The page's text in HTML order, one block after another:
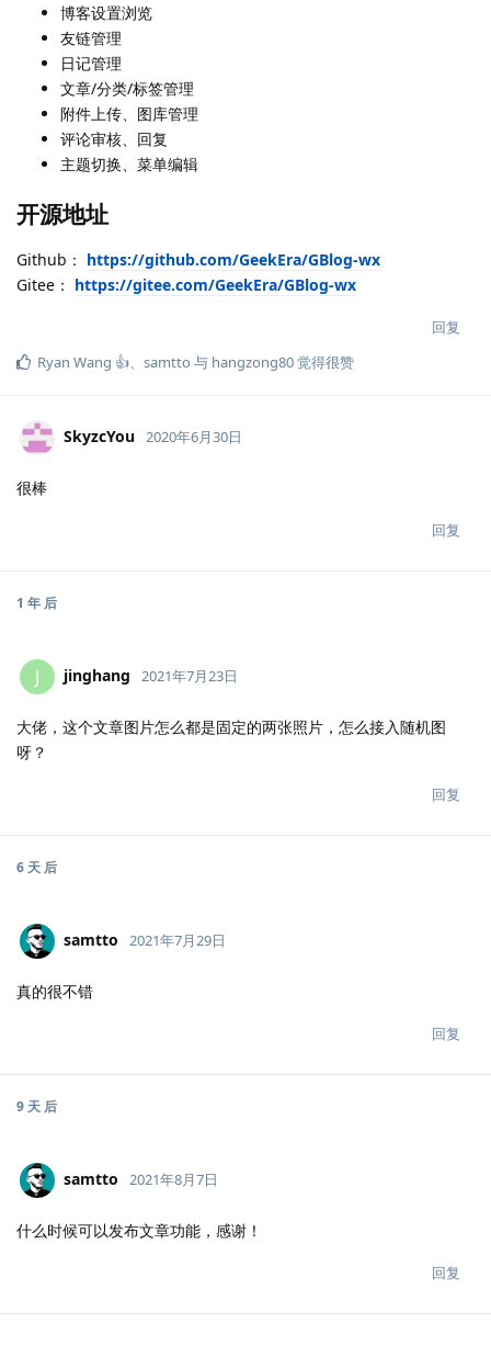
博客设置浏览
友链管理
日记管理
文章/分类/标签管理
附件上传、图库管理
评论审核、回复
主题切换、菜单编辑
开源地址
Github： https://github.com/GeekEra/GBlog-wx
Gitee： https://gitee.com/GeekEra/GBlog-wx
回复
Ryan Wang 👍、 samtto 与 hangzong80觉得很赞
SkyzcYou 2020年6月30日
很棒
回复
1 年 后
J jinghang 2021年7月23日
大佬，这个文章图片怎么都是固定的两张照片，怎么接入随机图
呀？
回复
6 天 后
samtto 2021年7月29日
真的很不错
回复
9 天 后
samtto 2021年8月7日
什么时候可以发布文章功能，感谢！
回复